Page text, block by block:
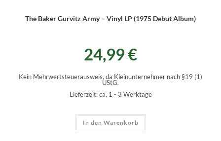
The Baker Gurvitz Army – Vinyl LP (1975 Debut Album)
24,99€
Kein Mehrwertsteuerausweis, da Kleinunternehmer nach §19 (1)
UStG.
Lieferzeit: ca. 1 - 3 Werktage
In den Warenkorb